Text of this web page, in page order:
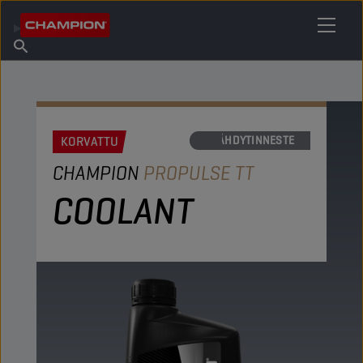
Tietoa Championista
Etsi myyntipiste
KORVATTU JÄÄHDYTINNESTE
CHAMPION PROPULSE TT
COOLANT